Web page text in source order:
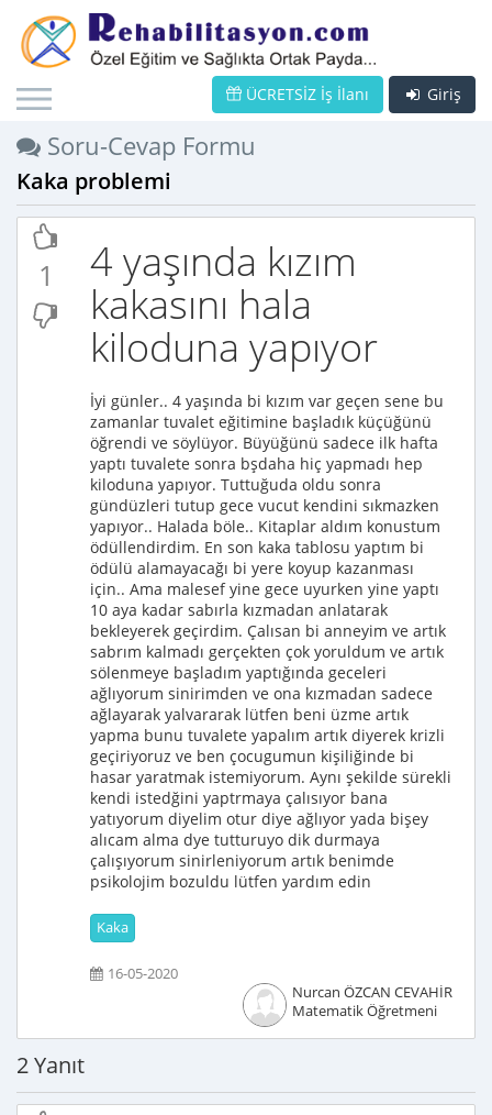
Giriş
ÜCRETSİZ İş İlanı
Soru-Cevap Formu
Kaka problemi
1 4 yaşında kızım
kakasını hala
kiloduna yapıyor
İyi günler.. 4 yaşında bi kızım var geçen sene bu
zamanlar tuvalet eğitimine başladık küçüğünü
öğrendi ve söylüyor. Büyüğünü sadece ilk hafta
yaptı tuvalete sonra bşdaha hiç yapmadı hep
kiloduna yapıyor. Tuttuğuda oldu sonra
gündüzleri tutup gece vucut kendini sıkmazken
yapıyor.. Halada böle.. Kitaplar aldım konustum
ödüllendirdim. En son kaka tablosu yaptım bi
ödülü alamayacağı bi yere koyup kazanması
için.. Ama malesef yine gece uyurken yine yaptı
10 aya kadar sabırla kızmadan anlatarak
bekleyerek geçirdim. Çalısan bi anneyim ve artık
sabrım kalmadı gerçekten çok yoruldum ve artık
sölenmeye başladım yaptığında geceleri
ağlıyorum sinirimden ve ona kızmadan sadece
ağlayarak yalvararak lütfen beni üzme artık
yapma bunu tuvalete yapalım artık diyerek krizli
geçiriyoruz ve ben çocugumun kişiliğinde bi
hasar yaratmak istemiyorum. Aynı şekilde sürekli
kendi istedğini yaptrmaya çalısıyor bana
yatıyorum diyelim otur diye ağlıyor yada bişey
alıcam alma dye tutturuyo dik durmaya
çalışıyorum sinirleniyorum artık benimde
psikolojim bozuldu lütfen yardım edin
Kaka
16-05-2020
Nurcan ÖZCAN CEVAHİR
Matematik Öğretmeni
2 Yanıt